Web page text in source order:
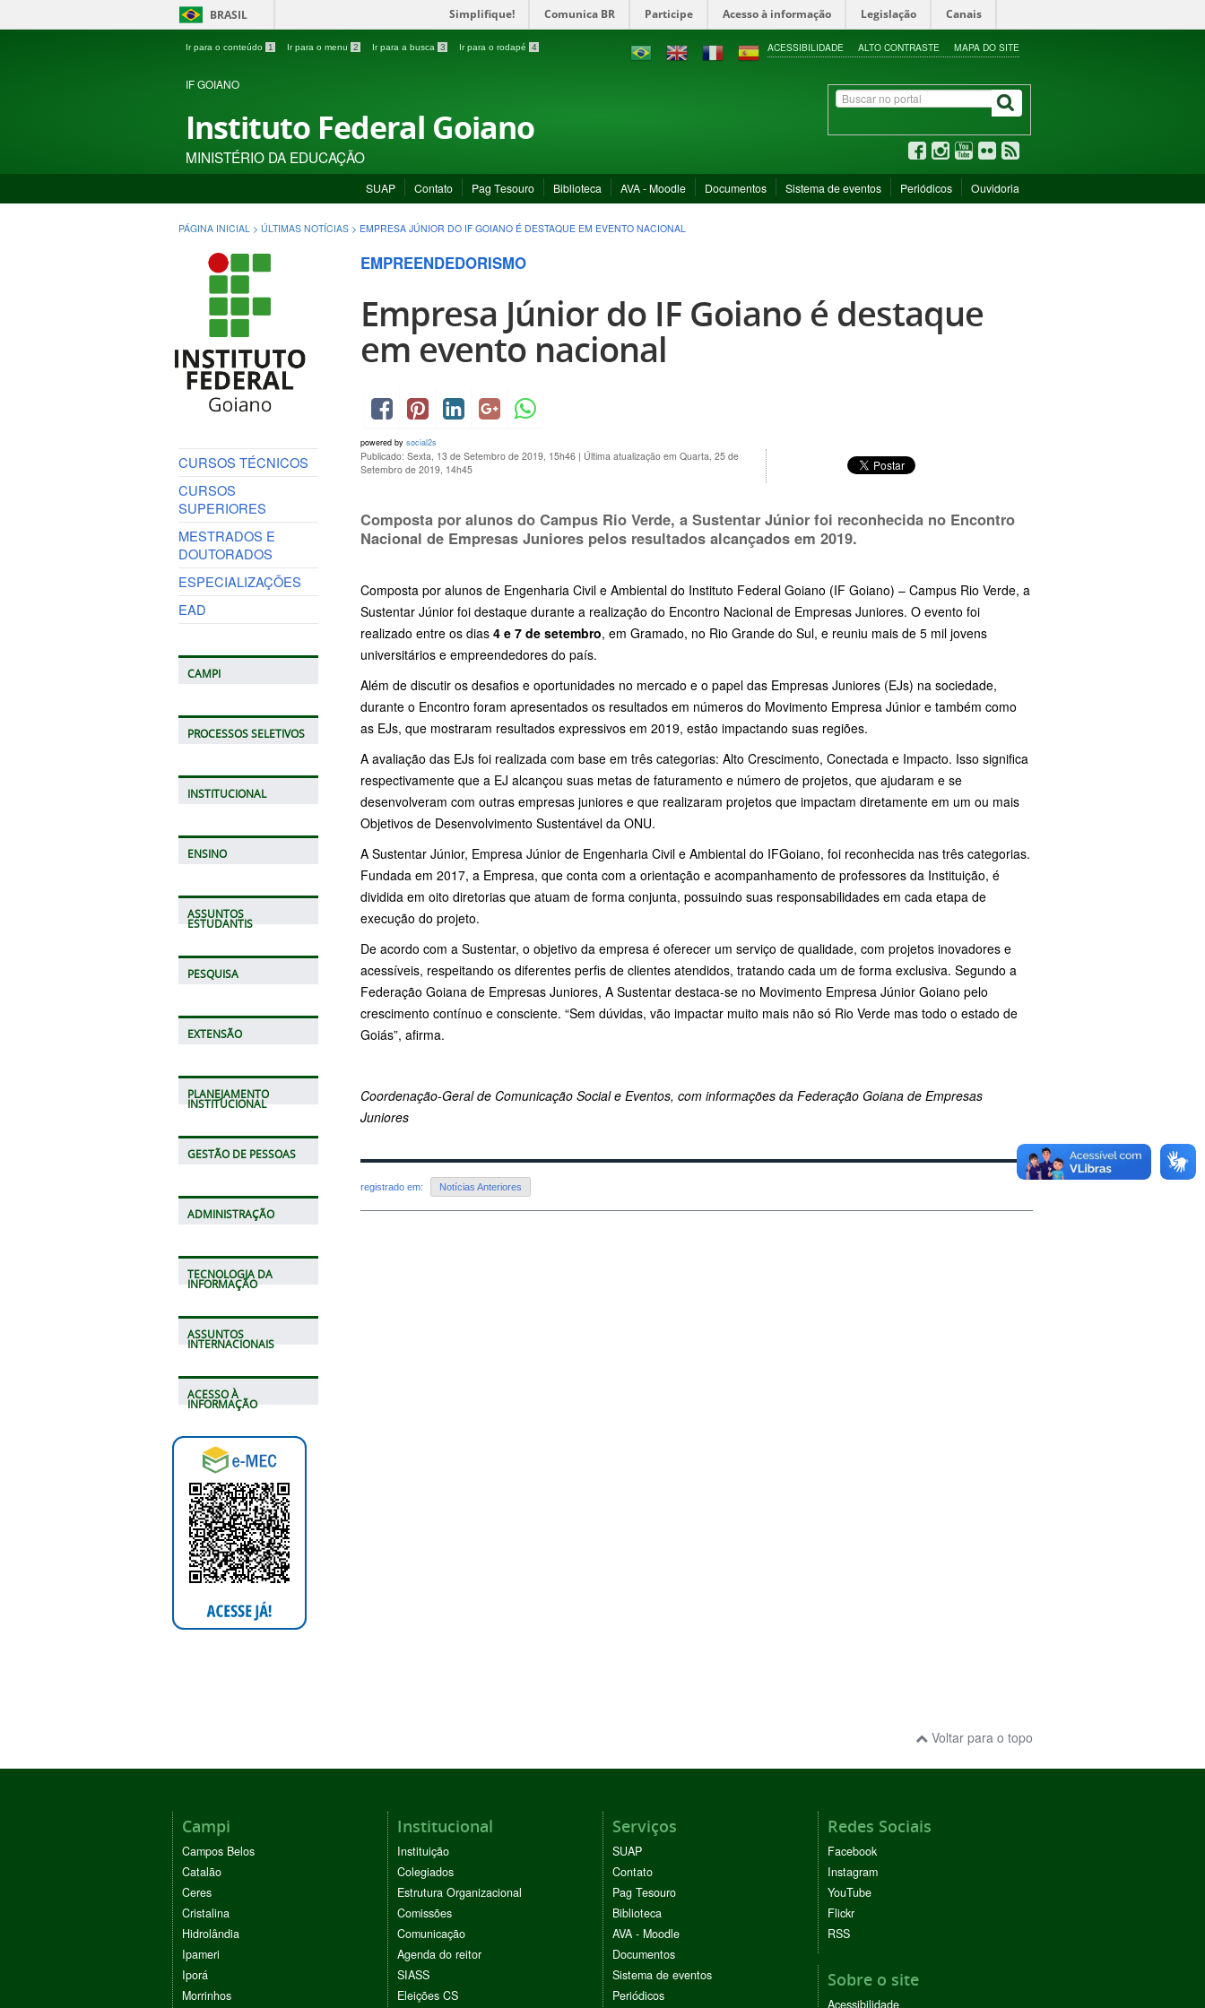
BRASIL Simplifique! Comunica BR Participe Acesso à informação Legislação Canais
Ir para o conteúdo 1 Ir para o menu 2 Ir para a busca 3 Ir para o rodapé 4 ACESSIBILIDADE ALTO CONTRASTE MAPA DO SITE
IF GOIANO
Instituto Federal Goiano
MINISTÉRIO DA EDUCAÇÃO
SUAP Contato Pag Tesouro Biblioteca AVA - Moodle Documentos Sistema de eventos Periódicos Ouvidoria
PÁGINA INICIAL > ÚLTIMAS NOTÍCIAS > EMPRESA JÚNIOR DO IF GOIANO É DESTAQUE EM EVENTO NACIONAL
CURSOS TÉCNICOS
CURSOS
SUPERIORES
MESTRADOS E
DOUTORADOS
ESPECIALIZAÇÕES
EAD
CAMPI
PROCESSOS SELETIVOS
INSTITUCIONAL
ENSINO
ASSUNTOS
ESTUDANTIS
PESQUISA
EXTENSÃO
PLANEJAMENTO
INSTITUCIONAL
GESTÃO DE PESSOAS
ADMINISTRAÇÃO
TECNOLOGIA DA
INFORMAÇÃO
ASSUNTOS
INTERNACIONAIS
ACESSO À
INFORMAÇÃO
EMPREENDEDORISMO
Empresa Júnior do IF Goiano é destaque
em evento nacional
powered by social2s
Publicado: Sexta, 13 de Setembro de 2019, 15h46 | Última atualização em Quarta, 25 de
Setembro de 2019, 14h45
Composta por alunos do Campus Rio Verde, a Sustentar Júnior foi reconhecida no Encontro
Nacional de Empresas Juniores pelos resultados alcançados em 2019.
Composta por alunos de Engenharia Civil e Ambiental do Instituto Federal Goiano (IF Goiano) – Campus Rio Verde, a
Sustentar Júnior foi destaque durante a realização do Encontro Nacional de Empresas Juniores. O evento foi
realizado entre os dias 4 e 7 de setembro, em Gramado, no Rio Grande do Sul, e reuniu mais de 5 mil jovens
universitários e empreendedores do país.
Além de discutir os desafios e oportunidades no mercado e o papel das Empresas Juniores (EJs) na sociedade,
durante o Encontro foram apresentados os resultados em números do Movimento Empresa Júnior e também como
as EJs, que mostraram resultados expressivos em 2019, estão impactando suas regiões.
A avaliação das EJs foi realizada com base em três categorias: Alto Crescimento, Conectada e Impacto. Isso significa
respectivamente que a EJ alcançou suas metas de faturamento e número de projetos, que ajudaram e se
desenvolveram com outras empresas juniores e que realizaram projetos que impactam diretamente em um ou mais
Objetivos de Desenvolvimento Sustentável da ONU.
A Sustentar Júnior, Empresa Júnior de Engenharia Civil e Ambiental do IFGoiano, foi reconhecida nas três categorias.
Fundada em 2017, a Empresa, que conta com a orientação e acompanhamento de professores da Instituição, é
dividida em oito diretorias que atuam de forma conjunta, possuindo suas responsabilidades em cada etapa de
execução do projeto.
De acordo com a Sustentar, o objetivo da empresa é oferecer um serviço de qualidade, com projetos inovadores e
acessíveis, respeitando os diferentes perfis de clientes atendidos, tratando cada um de forma exclusiva. Segundo a
Federação Goiana de Empresas Juniores, A Sustentar destaca-se no Movimento Empresa Júnior Goiano pelo
crescimento contínuo e consciente. “Sem dúvidas, vão impactar muito mais não só Rio Verde mas todo o estado de
Goiás”, afirma.
Coordenação-Geral de Comunicação Social e Eventos, com informações da Federação Goiana de Empresas
Juniores
registrado em: Notícias Anteriores
Voltar para o topo
Campi
Campos Belos
Catalão
Ceres
Cristalina
Hidrolândia
Ipameri
Iporá
Morrinhos
Institucional
Instituição
Colegiados
Estrutura Organizacional
Comissões
Comunicação
Agenda do reitor
SIASS
Eleições CS
Serviços
SUAP
Contato
Pag Tesouro
Biblioteca
AVA - Moodle
Documentos
Sistema de eventos
Periódicos
Redes Sociais
Facebook
Instagram
YouTube
Flickr
RSS
Sobre o site